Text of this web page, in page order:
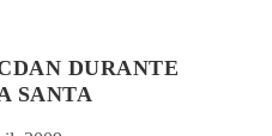
DURANTE
SANTA